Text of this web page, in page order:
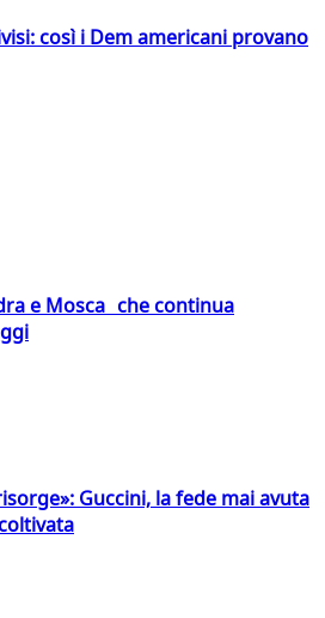
così i Dem americani provano
e Mosca che continua
Guccini, la fede mai avuta